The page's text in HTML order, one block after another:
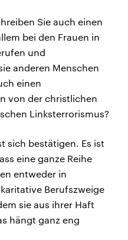
Sie auch einen
bei den Frauen in
und
anderen Menschen
einen
von der christlichen
Linksterrorismus?
sich bestätigen. Es ist
eine ganze Reihe
entweder in
Berufszweige
sie aus ihrer Haft
hängt ganz eng